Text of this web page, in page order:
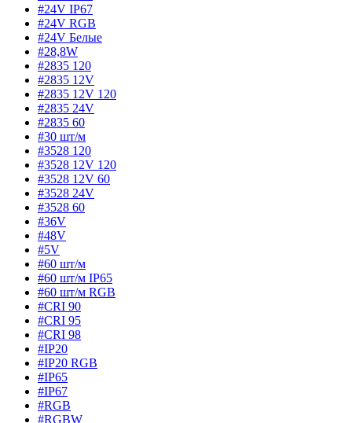
#24V IP67
#24V RGB
#24V Белые
#28,8W
#2835 120
#2835 12V
#2835 12V 120
#2835 24V
#2835 60
#30 шт/м
#3528 120
#3528 12V 120
#3528 12V 60
#3528 24V
#3528 60
#36V
#48V
#5V
#60 шт/м
#60 шт/м IP65
#60 шт/м RGB
#CRI 90
#CRI 95
#CRI 98
#IP20
#IP20 RGB
#IP65
#IP67
#RGB
#RGBW